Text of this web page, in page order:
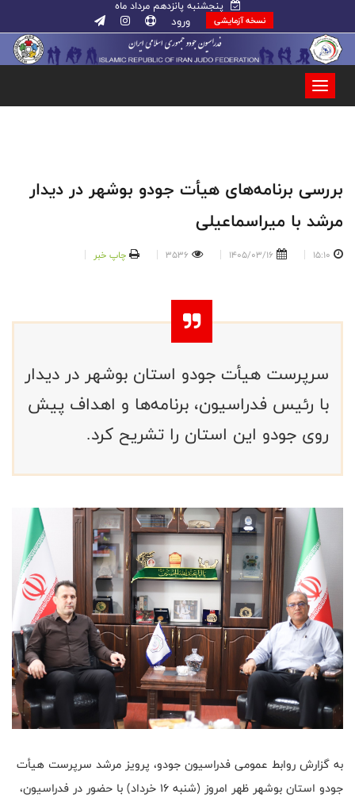
پنجشنبه پانزدهم مرداد ماه
نسخه آزمایشی ورود
بررسی برنامه‌های هیأت جودو بوشهر در دیدار
مرشد با میراسماعیلی
15:10
1405/03/16
3536 چاپ خبر
سرپرست هیأت جودو استان بوشهر در دیدار
با رئیس فدراسیون، برنامه‌ها و اهداف پیش
روی جودو این استان را تشریح کرد.
به گزارش روابط عمومی فدراسیون جودو، پرویز مرشد سرپرست هیأت
جودو استان بوشهر ظهر امروز (شنبه ۱۶ خرداد) با حضور در فدراسیون،